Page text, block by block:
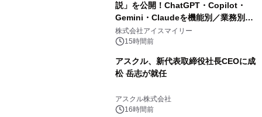
説」を公開！ChatGPT・Copilot・
Gemini・Claudeを機能別／業務別に
比較―自社に合う生成AIの選び方がわ
かる実践ガイド
株式会社アイスマイリー
15時間前
アスクル、新代表取締役社長CEOに成
松 岳志が就任
アスクル株式会社
16時間前